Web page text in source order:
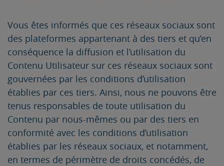
Vous êtes informés que ces réseaux sociaux sont
des plateformes appartenant à des tiers et qu’en
conséquence la diffusion et l’utilisation du
Contenu Utilisateur sur ces réseaux sociaux sont
gouvernées par les conditions d’utilisation
établies par ces tiers. Ainsi, nous ne pouvons être
tenus responsables de toute utilisation du
Contenu par nous-mêmes ou par des tiers en
conformité avec les conditions d’utilisation
établies par les réseaux sociaux, et notamment,
en termes de périmètre de droits concédés, de